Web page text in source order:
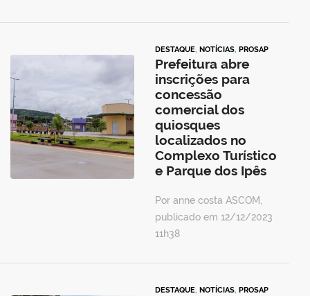
DESTAQUE, NOTÍCIAS, PROSAP
Prefeitura abre
inscrições para
concessão
comercial dos
quiosques
localizados no
Complexo Turístico
e Parque dos Ipês
Por anne costa ASCOM,
publicado em 12/12/2023
11h38
DESTAQUE, NOTÍCIAS, PROSAP